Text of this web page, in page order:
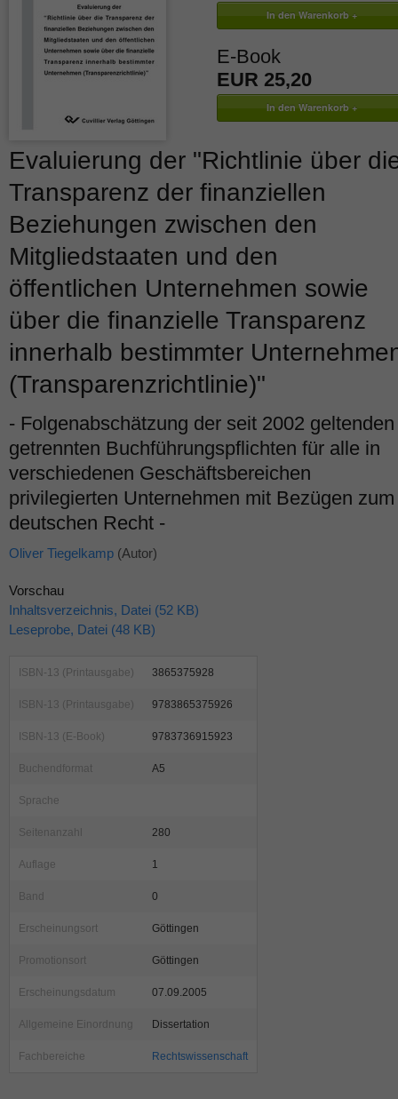
E-Book
EUR 25,20
Evaluierung der "Richtlinie über
Transparenz der finanziellen
Beziehungen zwischen den
Mitgliedstaaten und den
öffentlichen Unternehmen sowie
über die finanzielle Transparenz
innerhalb bestimmter
(Transparenzrichtlinie)"
- Folgenabschätzung der seit 2002 geltenden
getrennten Buchführungspflichten für alle in
verschiedenen Geschäftsbereichen
privilegierten Unternehmen mit Bezügen zum
deutschen Recht -
Oliver Tiegelkamp (Autor)
Vorschau
Inhaltsverzeichnis, Datei (52 KB)
Leseprobe, Datei (48 KB)
ISBN-13 (Printausgabe) 3865375928
ISBN-13 (Printausgabe) 9783865375926
ISBN-13 (E-Book) 9783736915923
Buchendformat A5
Sprache
Seitenanzahl 280
Auflage 1
Band 0
Erscheinungsort Göttingen
Promotionsort Göttingen
Erscheinungsdatum 07.09.2005
Allgemeine Einordnung Dissertation
Fachbereiche Rechtswissenschaft